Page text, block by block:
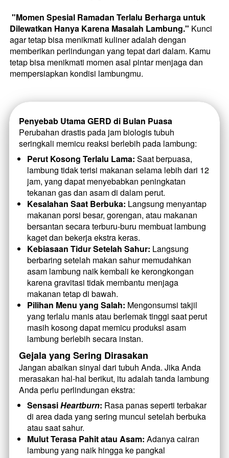
"Momen Spesial Ramadan Terlalu Berharga untuk
Dilewatkan Hanya Karena Masalah Lambung." Kunci
agar tetap bisa menikmati kuliner adalah dengan
memberikan perlindungan yang tepat dari dalam. Kamu
tetap bisa menikmati momen asal pintar menjaga dan
mempersiapkan kondisi lambungmu.
Penyebab Utama GERD di Bulan Puasa
Perubahan drastis pada jam biologis tubuh
seringkali memicu reaksi berlebih pada lambung:
Perut Kosong Terlalu Lama: Saat berpuasa,
lambung tidak terisi makanan selama lebih dari 12
jam, yang dapat menyebabkan peningkatan
tekanan gas dan asam di dalam perut.
Kesalahan Saat Berbuka: Langsung menyantap
makanan porsi besar, gorengan, atau makanan
bersantan secara terburu-buru membuat lambung
kaget dan bekerja ekstra keras.
Kebiasaan Tidur Setelah Sahur: Langsung
berbaring setelah makan sahur memudahkan
asam lambung naik kembali ke kerongkongan
karena gravitasi tidak membantu menjaga
makanan tetap di bawah.
Pilihan Menu yang Salah: Mengonsumsi takjil
yang terlalu manis atau berlemak tinggi saat perut
masih kosong dapat memicu produksi asam
lambung berlebih secara instan.
Gejala yang Sering Dirasakan
Jangan abaikan sinyal dari tubuh Anda. Jika Anda
merasakan hal-hal berikut, itu adalah tanda lambung
Anda perlu perlindungan ekstra:
Sensasi Heartburn: Rasa panas seperti terbakar
di area dada yang sering muncul setelah berbuka
atau saat sahur.
Mulut Terasa Pahit atau Asam: Adanya cairan
lambung yang naik hingga ke pangkal